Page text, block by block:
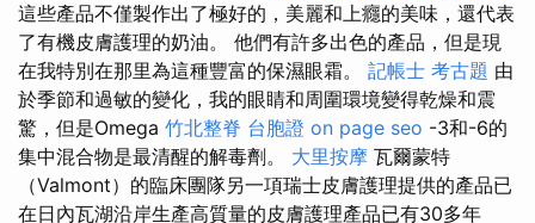
這些產品不僅製作出了極好的，美麗和上癮的美味，還代表
了有機皮膚護理的奶油。 他們有許多出色的產品，但是現
在我特別在那里為這種豐富的保濕眼霜。 記帳士 考古題 由
於季節和過敏的變化，我的眼睛和周圍環境變得乾燥和震
驚，但是Omega 竹北整脊 台胞證 on page seo -3和-6的
集中混合物是最清醒的解毒劑。 大里按摩 瓦爾蒙特
（Valmont）的臨床團隊另一項瑞士皮膚護理提供的產品已
在日內瓦湖沿岸生產高質量的皮膚護理產品已有30多年